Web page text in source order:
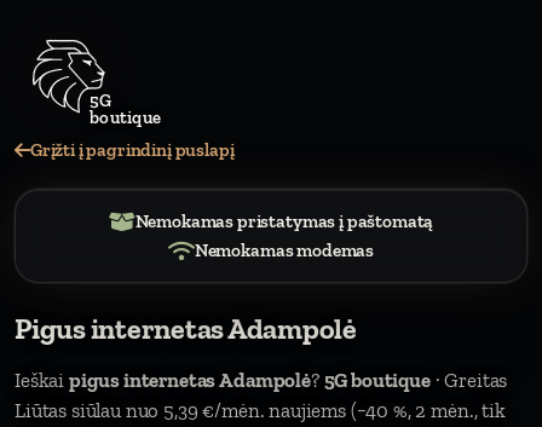
Grįžti į pagrindinį puslapį
Nemokamas pristatymas į paštomatą
Nemokamas modemas
Pigus internetas Adampolė
Ieškai pigus internetas Adampolė? 5G boutique· Greitas
Liūtas siūlau nuo 5,39 €/mėn. naujiems (−40 %, 2 mėn., tik